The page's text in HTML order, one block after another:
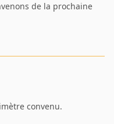
de la prochaine
convenu.